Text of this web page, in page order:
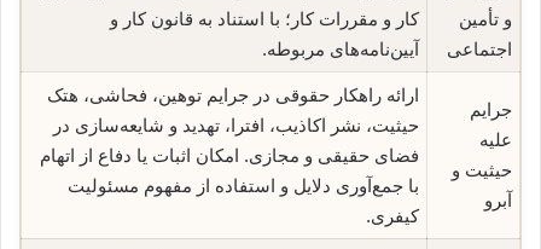
و تأمین
اجتماعی
کار و مقررات کار؛ با استناد به قانون کار و
آیین‌نامه‌های مربوطه.
جرایم
علیه
حیثیت و
آبرو
ارائه راهکار حقوقی در جرایم توهین، فحاشی، هتک
حیثیت، نشر اکاذیب، افترا، تهدید و شایعه‌سازی در
فضای حقیقی و مجازی. امکان اثبات یا دفاع از اتهام
با جمع‌آوری دلایل و استفاده از مفهوم مسئولیت
کیفری.